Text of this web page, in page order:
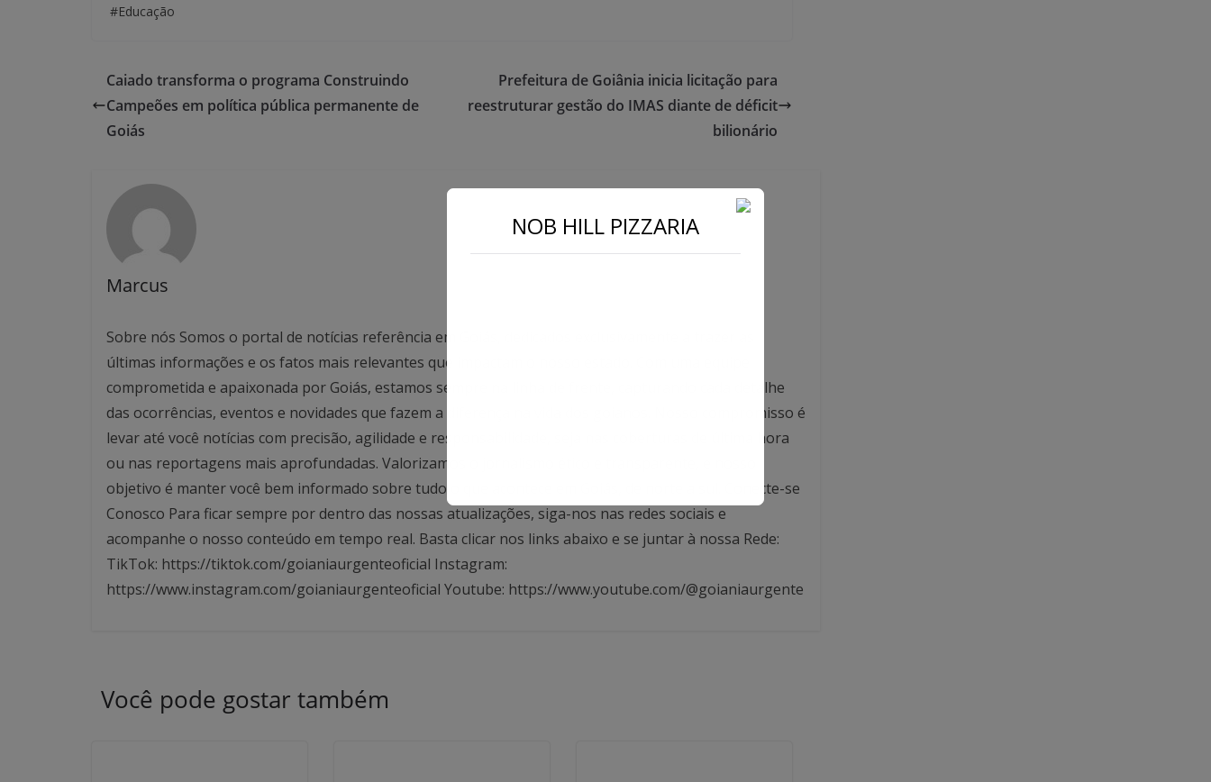
#Educação
Caiado transforma o programa Construindo
Campeões em política pública permanente de
Goiás
Prefeitura de Goiânia inicia licitação para
reestruturar gestão do IMAS diante de déficit
bilionário
Marcus
Sobre nós Somos o portal de notícias referência em Goiás, dedicados exclusivamente a trazer as
últimas informações e os fatos mais relevantes que impactam o nosso estado. Com uma equipe
comprometida e apaixonada por Goiás, estamos sempre na linha de frente, capturando cada detalhe
das ocorrências, eventos e novidades que fazem a diferença na vida dos goianos. Nosso compromisso é
levar até você notícias com precisão, agilidade e responsabilidade, seja nas coberturas de última hora
ou nas reportagens mais aprofundadas. Valorizamos o jornalismo ético e transparente, e nosso
objetivo é manter você bem informado sobre tudo o que acontece em Goiás, de norte a sul. Conecte-se
Conosco Para ficar sempre por dentro das nossas atualizações, siga-nos nas redes sociais e
acompanhe o nosso conteúdo em tempo real. Basta clicar nos links abaixo e se juntar à nossa Rede:
TikTok: https://tiktok.com/goianiaurgenteoficial Instagram:
https://www.instagram.com/goianiaurgenteoficial Youtube: https://www.youtube.com/@goianiaurgente
Você pode gostar também
NOB HILL PIZZARIA